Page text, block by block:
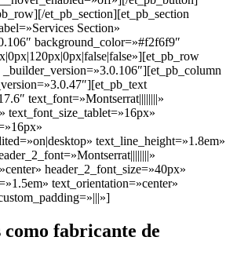
et_pb_section][et_pb_section
Section»
background_color=»#f2f6f9″
_builder_version=»3.0.106″][et_pb_column
text_font=»Montserrat||||||||»
text_font_size_tablet=»16px»
text_line_height=»1.8em»
header_2_font_size=»40px»
text_orientation=»center»
fabricante de